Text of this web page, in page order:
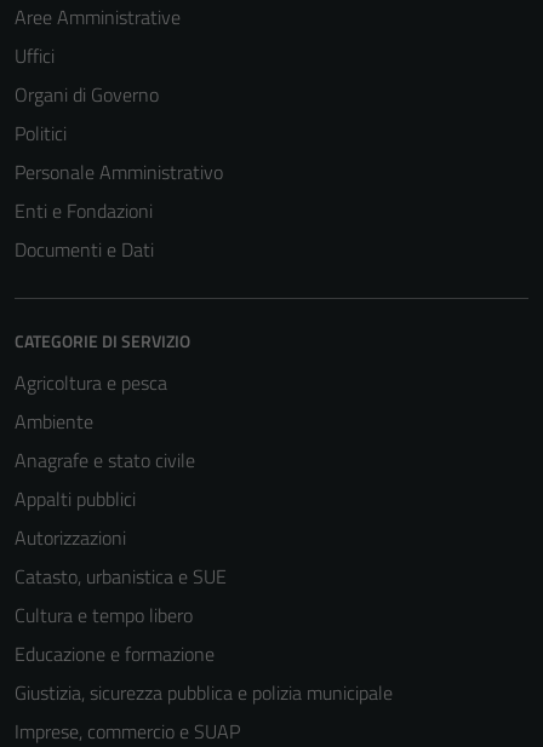
Aree Amministrative
Uffici
Organi di Governo
Politici
Personale Amministrativo
Enti e Fondazioni
Documenti e Dati
CATEGORIE DI SERVIZIO
Agricoltura e pesca
Ambiente
Anagrafe e stato civile
Appalti pubblici
Autorizzazioni
Catasto, urbanistica e SUE
Cultura e tempo libero
Educazione e formazione
Giustizia, sicurezza pubblica e polizia municipale
Imprese, commercio e SUAP
informazioni
personali.